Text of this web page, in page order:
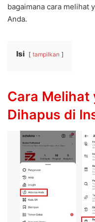
bagaimana cara melihat
Anda.
Isi tampilkan
Cara Melihat
Dihapus di